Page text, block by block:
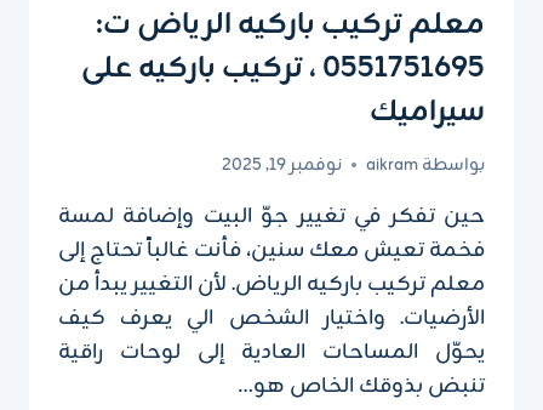
معلم تركيب باركيه الرياض ت:
0551751695 ، تركيب باركيه على
سيراميك
بواسطةaikram نوفمبر 19, 2025
حين تفكر في تغيير جوّ البيت وإضافة لمسة
فخمة تعيش معك سنين، فأنت غالباً تحتاج إلى
معلم تركيب باركيه الرياض. لأن التغيير يبدأ من
الأرضيات. واختيار الشخص الي يعرف كيف
يحوّل المساحات العادية إلى لوحات راقية
تنبض بذوقك الخاص هو…